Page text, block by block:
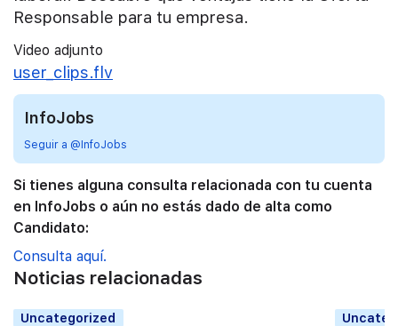
Responsable para tu empresa.
Video adjunto
user_clips.flv
InfoJobs
Seguir a @InfoJobs
Si tienes alguna consulta relacionada con tu cuenta
en InfoJobs o aún no estás dado de alta como
Candidato:
Consulta aquí.
Noticias relacionadas
Uncategorized